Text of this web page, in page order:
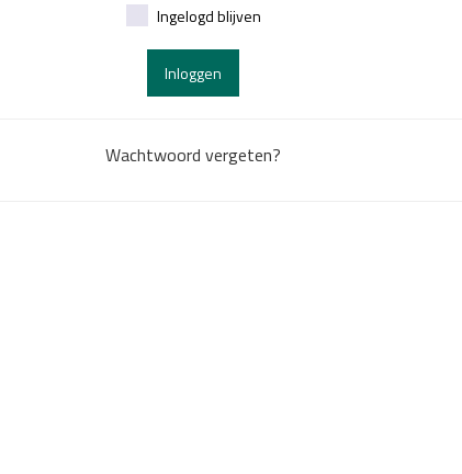
Ingelogd blijven
Inloggen
Wachtwoord vergeten?